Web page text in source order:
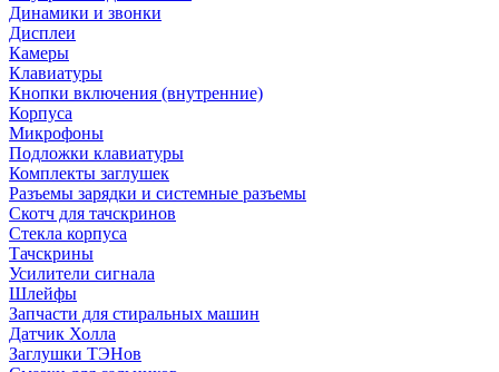
Динамики и звонки
Дисплеи
Камеры
Клавиатуры
Кнопки включения (внутренние)
Корпуса
Микрофоны
Подложки клавиатуры
Комплекты заглушек
Разъемы зарядки и системные разъемы
Скотч для тачскринов
Стекла корпуса
Тачскрины
Усилители сигнала
Шлейфы
Запчасти для стиральных машин
Датчик Холла
Заглушки ТЭНов